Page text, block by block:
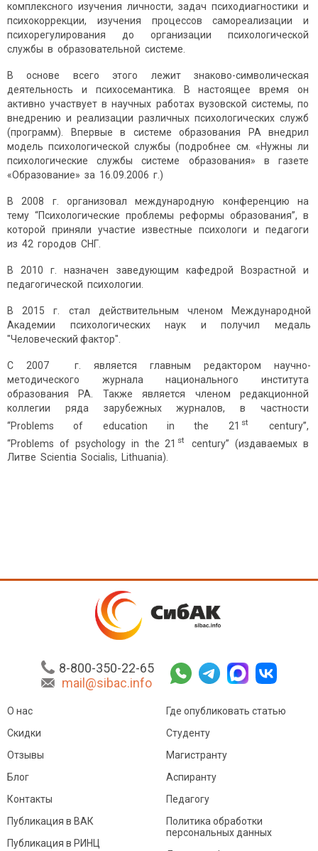
комплексного изучения личности, задач психодиагностики и
психокоррекции, изучения процессов самореализации и
психорегулирования до организации психологической
службы в образовательной системе.
В основе всего этого лежит знаково-символическая
деятельность и психосемантика. В настоящее время он
активно участвует в научных работах вузовской системы, по
внедрению и реализации различных психологических служб
(программ). Впервые в системе образования РА внедрил
модель психологической службы (подробнее см. «Нужны ли
психологические службы системе образования» в газете
«Образование» за 16.09.2006 г.)
В 2008 г. организовал международную конференцию на
тему “Психологические проблемы реформы образования”, в
которой приняли участие известные психологи и педагоги
из 42 городов СНГ.
В 2010 г. назначен заведующим кафедрой Возрастной и
педагогической психологии.
В 2015 г. стал действительным членом Международной
Академии психологических наук и получил медаль
"Человеческий фактор".
С 2007 г. является главным редактором научно-
методического журнала национального института
образования РА. Также является членом редакционной
коллегии ряда зарубежных журналов, в частности
“Problems of education in the 21 st
сentury”,
“Problems of psychology in the 21 st
century” (издаваемых в
Литве Scientia Socialis, Lithuania).
8-800-350-22-65
mail@sibac.info
О нас
Скидки
Отзывы
Блог
Контакты
Где опубликовать статью
Студенту
Магистранту
Аспиранту
Педагогу
Публикация в ВАК
Публикация в РИНЦ
Политика обработки
персональных данных